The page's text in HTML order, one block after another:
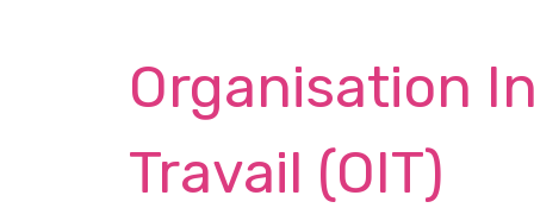
Organisation
Travail (OIT)